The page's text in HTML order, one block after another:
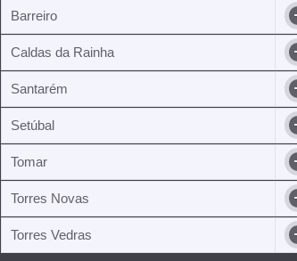
Barreiro
Caldas da Rainha
Santarém
Setúbal
Tomar
Torres Novas
Torres Vedras